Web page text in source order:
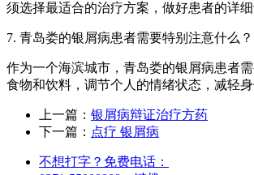
须选择最适合的治疗方案，做好患者的详
7. 青岛娄的银屑病患者需要特别注意什么？
作为一个海滨城市，青岛娄的银屑病患者
食物和饮料，调节个人的情绪状态，减轻身
上一篇： 银屑病辩证治疗方药
下一篇： 点疗 银屑病
不想打字？免费电话：